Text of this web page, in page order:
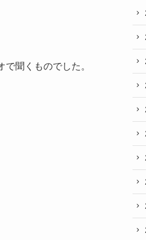
聞くものでした。